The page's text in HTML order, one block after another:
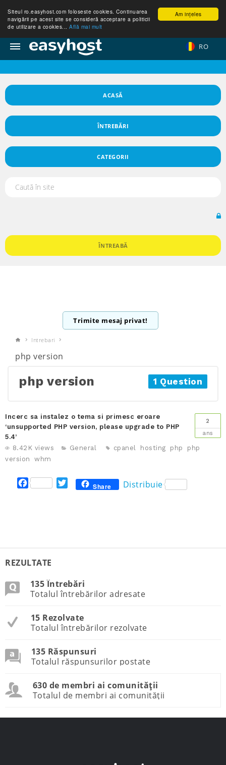
Am ințeles
Siteul ro.easyhost.com foloseste cookies. Continuarea
navigării pe acest site se consideră acceptare a politicii
de utilizare a cookies... Află mai mult
RO
ACASĂ
ÎNTREBĂRI
CATEGORII
ÎNTREABĂ
Trimite mesaj privat!
Intrebari
php version
php version 1 Question
2
ans
Incerc sa instalez o tema si primesc eroare
‘unsupported PHP version, please upgrade to PHP
5.4’
8.42K views
General cpanel hosting php
php
version
whm
F
k
Share Distribuie
REZULTATE
135 Întrebări
Totalul întrebărilor adresate
15 Rezolvate
Totalul întrebărilor rezolvate
135 Răspunsuri
Totalul răspunsurilor postate
630 de membri ai comunității
Totalul de membri ai comunității